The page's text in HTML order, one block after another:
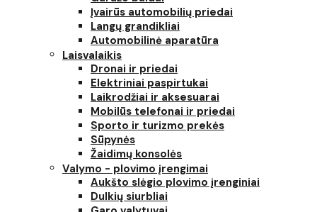
Įvairūs automobilių priedai
Langų grandikliai
Automobilinė aparatūra
Laisvalaikis
Dronai ir priedai
Elektriniai paspirtukai
Laikrodžiai ir aksesuarai
Mobilūs telefonai ir priedai
Sporto ir turizmo prekės
Sūpynės
Žaidimų konsolės
Valymo - plovimo įrengimai
Aukšto slėgio plovimo įrenginiai
Dulkių siurbliai